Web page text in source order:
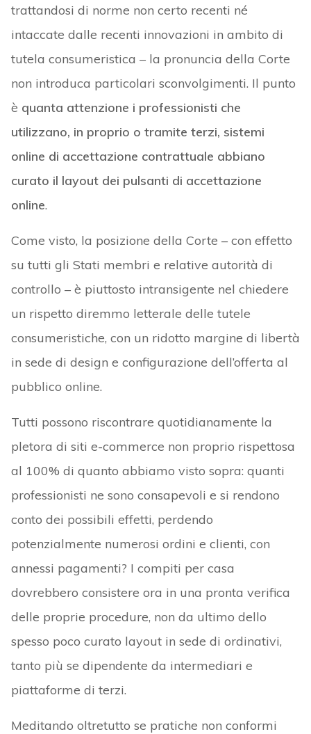
trattandosi di norme non certo recenti né
intaccate dalle recenti innovazioni in ambito di
tutela consumeristica – la pronuncia della Corte
non introduca particolari sconvolgimenti. Il punto
è quanta attenzione i professionisti che
utilizzano, in proprio o tramite terzi, sistemi
online di accettazione contrattuale abbiano
curato il layout dei pulsanti di accettazione
online.
Come visto, la posizione della Corte – con effetto
su tutti gli Stati membri e relative autorità di
controllo – è piuttosto intransigente nel chiedere
un rispetto diremmo letterale delle tutele
consumeristiche, con un ridotto margine di libertà
in sede di design e configurazione dell’offerta al
pubblico online.
Tutti possono riscontrare quotidianamente la
pletora di siti e-commerce non proprio rispettosa
al 100% di quanto abbiamo visto sopra: quanti
professionisti ne sono consapevoli e si rendono
conto dei possibili effetti, perdendo
potenzialmente numerosi ordini e clienti, con
annessi pagamenti? I compiti per casa
dovrebbero consistere ora in una pronta verifica
delle proprie procedure, non da ultimo dello
spesso poco curato layout in sede di ordinativi,
tanto più se dipendente da intermediari e
piattaforme di terzi.
Meditando oltretutto se pratiche non conformi